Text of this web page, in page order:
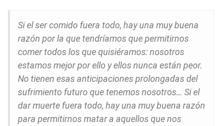
Si el ser comido fuera todo, hay una muy buena
razón por la que tendríamos que permitirnos
comer todos los que quisiéramos: nosotros
estamos mejor por ello y ellos nunca están peor.
No tienen esas anticipaciones prolongadas del
sufrimiento futuro que tenemos nosotros… Si el
dar muerte fuera todo, hay una muy buena razón
para permitirnos matar a aquellos que nos